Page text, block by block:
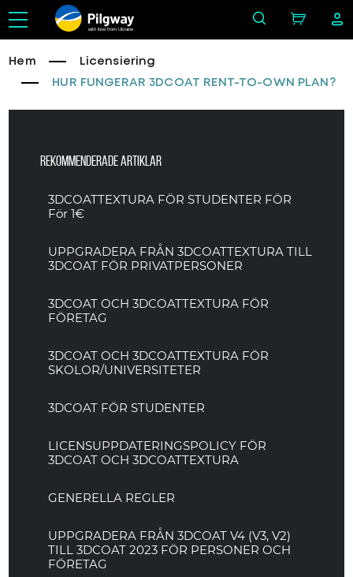
with love from Ukraine
Hem
Licensiering
HUR FUNGERAR 3DCOAT RENT-TO-OWN PLAN?
Rekommenderade artiklar
3DCOATTEXTURA FÖR STUDENTER FÖR
För 1€
UPPGRADERA FRÅN 3DCOATTEXTURA TILL
3DCOAT FÖR PRIVATPERSONER
3DCOAT OCH 3DCOATTEXTURA FÖR
FÖRETAG
3DCOAT OCH 3DCOATTEXTURA FÖR
SKOLOR/UNIVERSITETER
3DCOAT FÖR STUDENTER
LICENSUPPDATERINGSPOLICY FÖR
3DCOAT OCH 3DCOATTEXTURA
GENERELLA REGLER
UPPGRADERA FRÅN 3DCOAT V4 (V3, V2)
TILL 3DCOAT 2023 FÖR PERSONER OCH
FÖRETAG